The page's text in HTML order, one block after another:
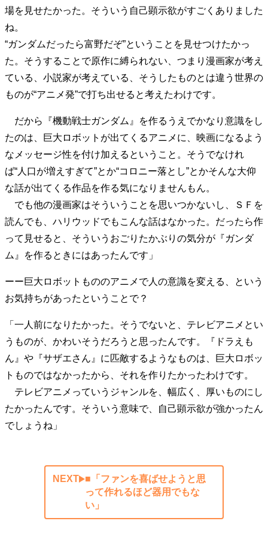
ライフスタイル・生き方
40代からの景色 美しさの哲学
パートナーとの歩み方
親になるということ
病が教えてくれたこと
移住という選択
熱狂できるもの
70代のグランドデザイン
社会・カルチャー・マネー
地域とつながる/お金との付き合い方
場を見せたかった。そういう自己顕示欲がすごくありました
ね。
“ガンダムだったら富野だぞ”ということを見せつけたかっ
た。そうすることで原作に縛られない、つまり漫画家が考え
ている、小説家が考えている、そうしたものとは違う世界の
ものが“アニメ発”で打ち出せると考えたわけです。
だから『機動戦士ガンダム』を作るうえでかなり意識をし
たのは、巨大ロボットが出てくるアニメに、映画になるよう
なメッセージ性を付け加えるということ。そうでなけれ
ば“人口が増えすぎて”とか“コロニー落とし”とかそんな大仰
な話が出てくる作品を作る気になりませんもん。
でも他の漫画家はそういうことを思いつかないし、ＳＦを
読んでも、ハリウッドでもこんな話はなかった。だったら作
って見せると、そういうおごりたかぶりの気分が『ガンダ
ム』を作るときにはあったんです」
ーー巨大ロボットもののアニメで人の意識を変える、という
お気持ちがあったということで？
「一人前になりたかった。そうでないと、テレビアニメとい
うものが、かわいそうだろうと思ったんです。『ドラえも
ん』や『サザエさん』に匹敵するようなものは、巨大ロボッ
トものではなかったから、それを作りたかったわけです。
テレビアニメっていうジャンルを、幅広く、厚いものにし
たかったんです。そういう意味で、自己顕示欲が強かったん
でしょうね」
NEXT
■「ファンを喜ばせようと思
って作れるほど器用でもな
い」